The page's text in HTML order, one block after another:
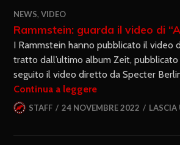
NEWS,VIDEO
Rammstein: guarda il video di
I Rammstein hanno pubblicato il video
tratto dall’ultimo album Zeit,
seguito il video diretto da Specter
Continua a leggere
STAFF 24 NOVEMBRE 2022